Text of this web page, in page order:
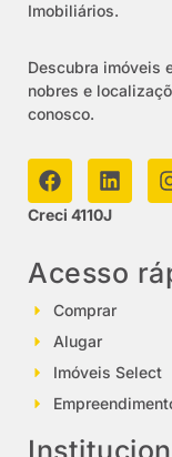
Imobiliários.
Descubra imóveis
nobres e
conosco.
Creci 4110J
Acesso
Comprar
Alugar
Imóveis Select